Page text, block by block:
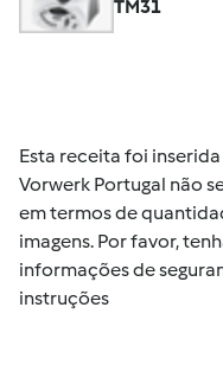
TM31
Esta receita foi
Vorwerk Portugal não
em termos de
imagens. Por favor,
informações de
instruções